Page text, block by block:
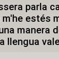
parla
estés
manera
llengua